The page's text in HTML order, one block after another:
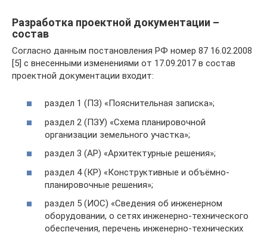
Разработка проектной документации –
состав
Согласно данным постановления РФ номер 87 16.02.2008
[5] с внесенными изменениями от 17.09.2017 в состав
проектной документации входит:
раздел 1 (ПЗ) «Пояснительная записка»;
раздел 2 (ПЗУ) «Схема планировочной
организации земельного участка»;
раздел 3 (АР) «Архитектурные решения»;
раздел 4 (КР) «Конструктивные и объёмно-
планировочные решения»;
раздел 5 (ИОС) «Сведения об инженерном
оборудовании, о сетях инженерно-технического
обеспечения, перечень инженерно-технических